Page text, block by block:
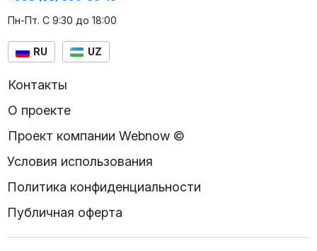
Пн-Пт. С 9:30 до 18:00
RU UZ
Контакты
О проекте
Проект компании Webnow ©
Условия использования
Политика конфиденциальности
Публичная оферта